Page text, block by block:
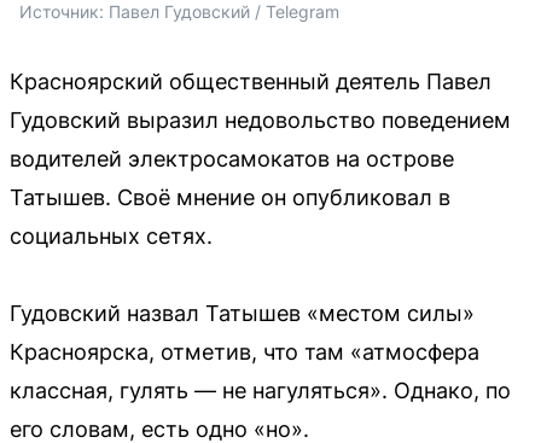
Источник: Павел Гудовский / Telegram
Красноярский общественный деятель Павел
Гудовский выразил недовольство поведением
водителей электросамокатов на острове
Татышев. Своё мнение он опубликовал в
социальных сетях.
Гудовский назвал Татышев «местом силы»
Красноярска, отметив, что там «атмосфера
классная, гулять — не нагуляться». Однако, по
его словам, есть одно «но».